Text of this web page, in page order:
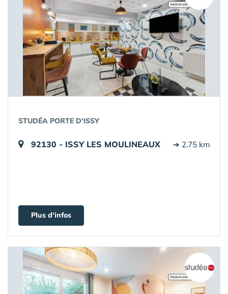
STUDÉA PORTE D'ISSY
92130 - ISSY LES MOULINEAUX ➔ 2.75 km
Plus d'infos